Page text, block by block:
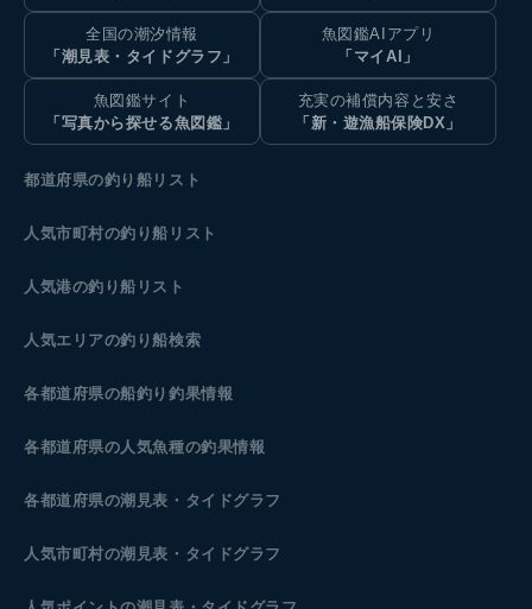
全国の潮汐情報
「潮見表・タイドグラフ」
魚図鑑AIアプリ
「マイAI」
魚図鑑サイト
「写真から探せる魚図鑑」
充実の補償内容と安さ
「新・遊漁船保険DX」
都道府県の釣り船リスト
人気市町村の釣り船リスト
人気港の釣り船リスト
人気エリアの釣り船検索
各都道府県の船釣り釣果情報
各都道府県の人気魚種の釣果情報
各都道府県の潮見表 ・タイドグラフ
人気市町村の潮見表・タイドグラフ